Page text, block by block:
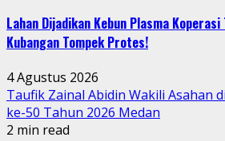
Lahan Dijadikan Kebun Plasma
Kubangan Tompek Protes!
4 Agustus 2026
Taufik Zainal Abidin Wakili Asahan
ke-50 Tahun 2026 Medan
2 min read